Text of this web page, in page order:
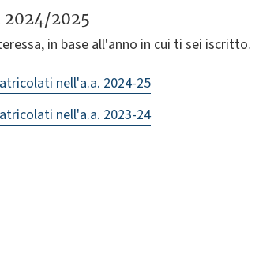
2025
in base all'anno in cui ti sei iscritto.
nell'a.a. 2024-25
nell'a.a. 2023-24